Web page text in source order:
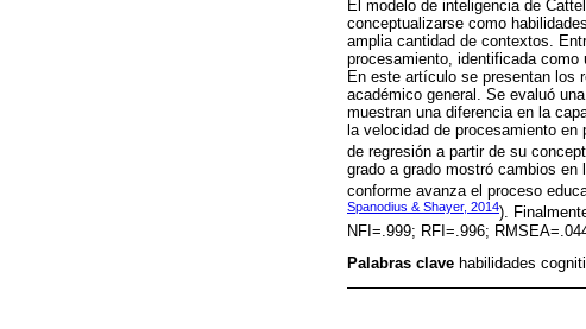
El modelo de inteligencia de
conceptualizarse como
amplia cantidad de contextos.
procesamiento, identificada como
En este artículo se presentan los
académico general. Se evaluó
muestran una diferencia en la
la velocidad de procesamiento
de regresión a partir de su
grado a grado mostró cambios
conforme avanza el proceso
Spanodius & Shayer, 2014).
NFI=.999; RFI=.996;
Palabras clave habilidades